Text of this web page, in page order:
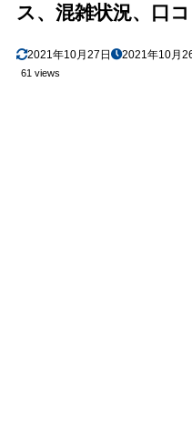
ス、混雑状況、口
2021年10月27日 2021年10月
61 views